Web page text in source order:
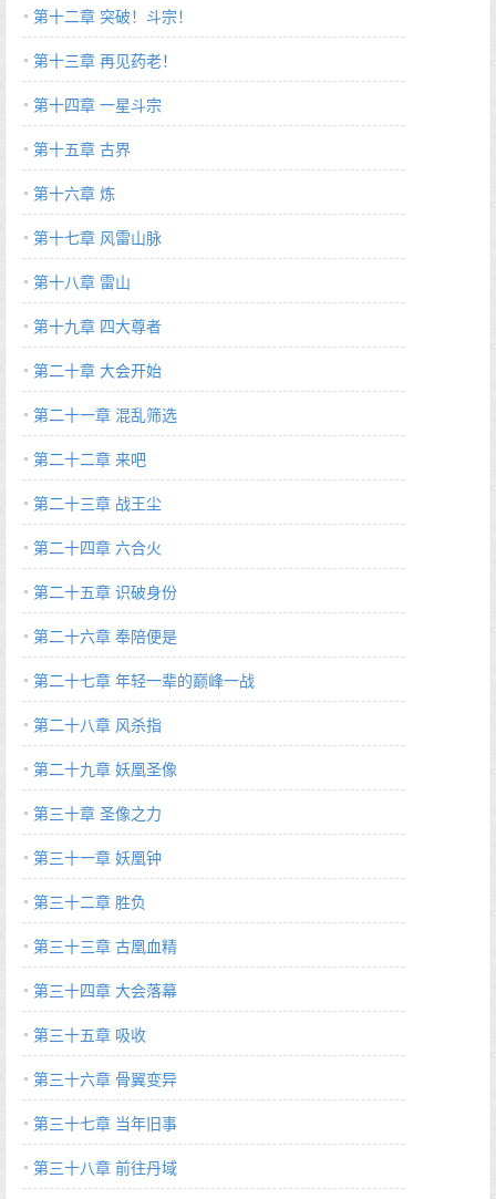
第十二章 突破！斗宗！
第十三章 再见药老！
第十四章 一星斗宗
第十五章 古界
第十六章 炼
第十七章 风雷山脉
第十八章 雷山
第十九章 四大尊者
第二十章 大会开始
第二十一章 混乱筛选
第二十二章 来吧
第二十三章 战王尘
第二十四章 六合火
第二十五章 识破身份
第二十六章 奉陪便是
第二十七章 年轻一辈的巅峰一战
第二十八章 风杀指
第二十九章 妖凰圣像
第三十章 圣像之力
第三十一章 妖凰钟
第三十二章 胜负
第三十三章 古凰血精
第三十四章 大会落幕
第三十五章 吸收
第三十六章 骨翼变异
第三十七章 当年旧事
第三十八章 前往丹域